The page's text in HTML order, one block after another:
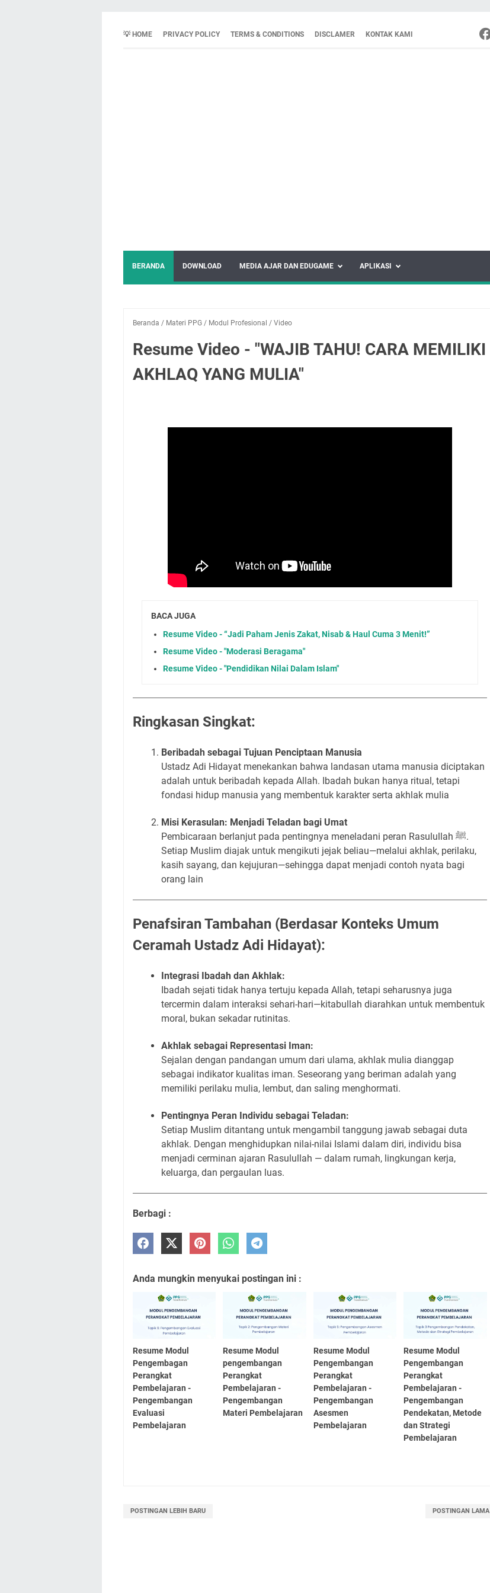
💡 HOME PRIVACY POLICY TERMS & CONDITIONS DISCLAMER KONTAK KAMI
BERANDA DOWNLOAD MEDIA AJAR DAN EDUGAME APLIKASI
Beranda / Materi PPG / Modul Profesional / Video
Resume Video - "WAJIB TAHU! CARA MEMILIKI
AKHLAQ YANG MULIA"
BACA JUGA
Resume Video - “Jadi Paham Jenis Zakat, Nisab & Haul Cuma 3 Menit!”
Resume Video - "Moderasi Beragama"
Resume Video - "Pendidikan Nilai Dalam Islam"
Ringkasan Singkat:
Beribadah sebagai Tujuan Penciptaan Manusia
Ustadz Adi Hidayat menekankan bahwa landasan utama manusia diciptakan
adalah untuk beribadah kepada Allah. Ibadah bukan hanya ritual, tetapi
fondasi hidup manusia yang membentuk karakter serta akhlak mulia
Misi Kerasulan: Menjadi Teladan bagi Umat
Pembicaraan berlanjut pada pentingnya meneladani peran Rasulullah ﷺ.
Setiap Muslim diajak untuk mengikuti jejak beliau—melalui akhlak, perilaku,
kasih sayang, dan kejujuran—sehingga dapat menjadi contoh nyata bagi
orang lain
Penafsiran Tambahan (Berdasar Konteks Umum
Ceramah Ustadz Adi Hidayat):
Integrasi Ibadah dan Akhlak:
Ibadah sejati tidak hanya tertuju kepada Allah, tetapi seharusnya juga
tercermin dalam interaksi sehari-hari—kitabullah diarahkan untuk membentuk
moral, bukan sekadar rutinitas.
Akhlak sebagai Representasi Iman:
Sejalan dengan pandangan umum dari ulama, akhlak mulia dianggap
sebagai indikator kualitas iman. Seseorang yang beriman adalah yang
memiliki perilaku mulia, lembut, dan saling menghormati.
Pentingnya Peran Individu sebagai Teladan:
Setiap Muslim ditantang untuk mengambil tanggung jawab sebagai duta
akhlak. Dengan menghidupkan nilai-nilai Islami dalam diri, individu bisa
menjadi cerminan ajaran Rasulullah — dalam rumah, lingkungan kerja,
keluarga, dan pergaulan luas.
Berbagi :
Anda mungkin menyukai postingan ini :
Resume Modul
Pengembagan
Perangkat
Pembelajaran -
Pengembangan
Evaluasi
Pembelajaran
Resume Modul
pengembangan
Perangkat
Pembelajaran -
Pengembangan
Materi Pembelajaran
Resume Modul
Pengembangan
Perangkat
Pembelajaran -
Pengembangan
Asesmen
Pembelajaran
Resume Modul
Pengembangan
Perangkat
Pembelajaran -
Pengembangan
Pendekatan, Metode
dan Strategi
Pembelajaran
POSTINGAN LEBIH BARU POSTINGAN LAMA